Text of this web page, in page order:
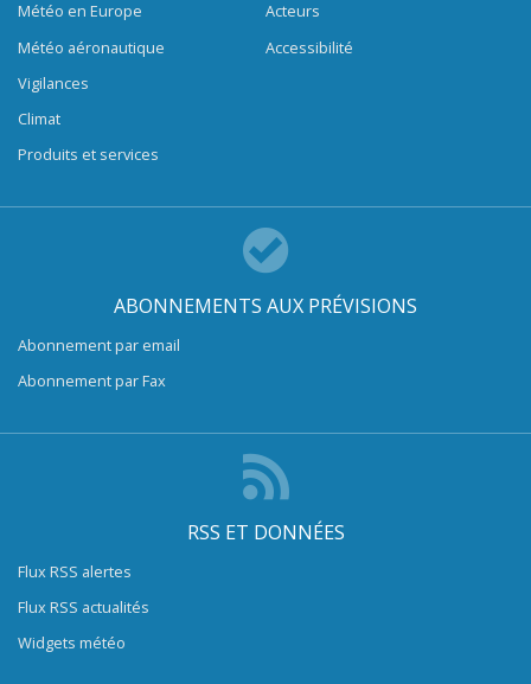
Météo en Europe
Météo aéronautique
Vigilances
Climat
Produits et services
Acteurs
Accessibilité
ABONNEMENTS AUX PRÉVISIONS
Abonnement par email
Abonnement par Fax
RSS ET DONNÉES
Flux RSS alertes
Flux RSS actualités
Widgets météo